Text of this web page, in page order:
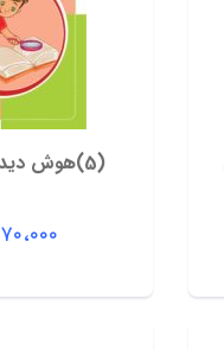
(5)هوش دیداری و فضایی
۷۰،۰۰۰